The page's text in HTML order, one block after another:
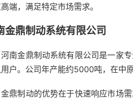
端，满足特定市场需求。
金鼎制动系统有限公司
河南金鼎制动系统有限公司是一家
户。公司年产能约5000吨，在中
金鼎制动的优势在于快速响应市场